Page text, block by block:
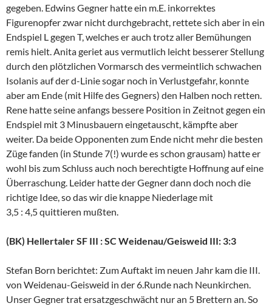
gegeben. Edwins Gegner hatte ein m.E. inkorrektes
Figurenopfer zwar nicht durchgebracht, rettete sich aber in ein
Endspiel L gegen T, welches er auch trotz aller Bemühungen
remis hielt. Anita geriet aus vermutlich leicht besserer Stellung
durch den plötzlichen Vormarsch des vermeintlich schwachen
Isolanis auf der d-Linie sogar noch in Verlustgefahr, konnte
aber am Ende (mit Hilfe des Gegners) den Halben noch retten.
Rene hatte seine anfangs bessere Position in Zeitnot gegen ein
Endspiel mit 3 Minusbauern eingetauscht, kämpfte aber
weiter. Da beide Opponenten zum Ende nicht mehr die besten
Züge fanden (in Stunde 7(!) wurde es schon grausam) hatte er
wohl bis zum Schluss auch noch berechtigte Hoffnung auf eine
Überraschung. Leider hatte der Gegner dann doch noch die
richtige Idee, so das wir die knappe Niederlage mit
3,5 : 4,5 quittieren mußten.
(BK) Hellertaler SF III : SC Weidenau/Geisweid III: 3:3
Stefan Born berichtet: Zum Auftakt im neuen Jahr kam die III.
von Weidenau-Geisweid in der 6.Runde nach Neunkirchen.
Unser Gegner trat ersatzgeschwächt nur an 5 Brettern an. So